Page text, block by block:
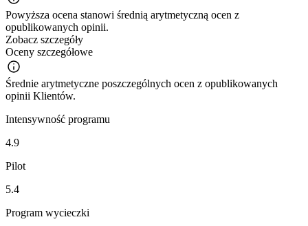
Powyższa ocena stanowi średnią arytmetyczną ocen z
opublikowanych opinii.
Zobacz szczegóły
Oceny szczegółowe
Średnie arytmetyczne poszczególnych ocen z opublikowanych
opinii Klientów.
Intensywność programu
4.9
Pilot
5.4
Program wycieczki